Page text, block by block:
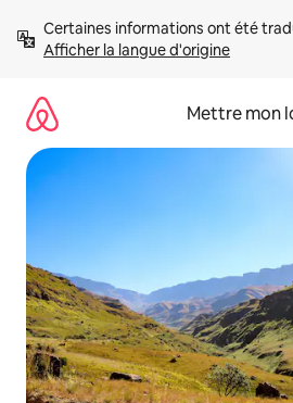
directement
Afficher la langue d'origine
Mettre mon